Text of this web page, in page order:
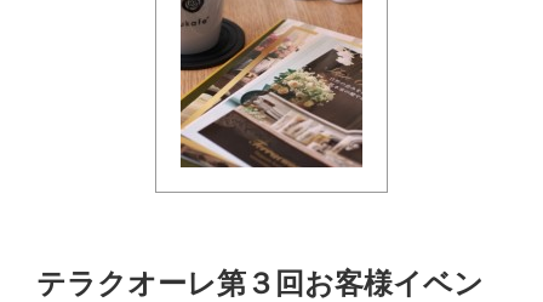
テラクオーレ第３回お客様イベン